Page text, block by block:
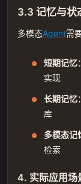
3.3 记忆与状
多模态Agent需
短期记忆
实现
长期记忆
库
多模态记
检索
4. 实际应用场